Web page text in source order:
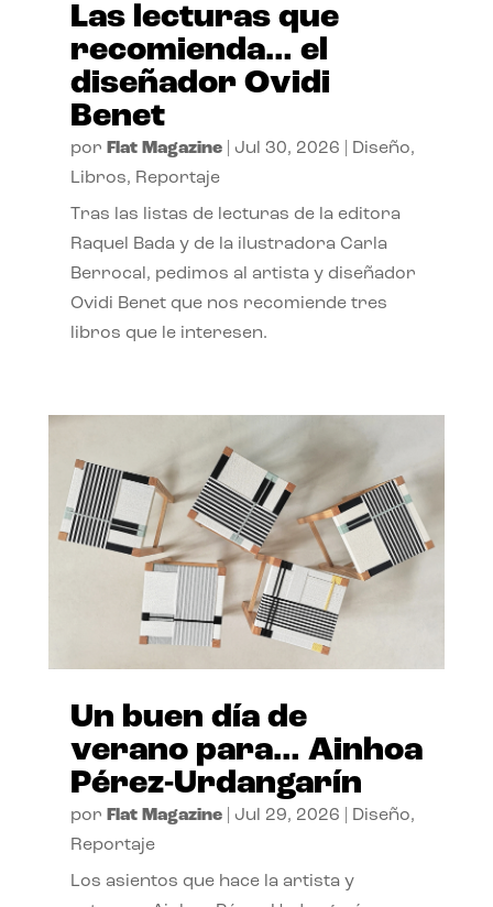
Las lecturas que
recomienda… el
diseñador Ovidi
Benet
por Flat Magazine| Jul 30, 2026 Diseño,
Libros, Reportaje
Tras las listas de lecturas de la editora
Raquel Bada y de la ilustradora Carla
Berrocal, pedimos al artista y diseñador
Ovidi Benet que nos recomiende tres
libros que le interesen.
Un buen día de
verano para… Ainhoa
Pérez-Urdangarín
por Flat Magazine| Jul 29, 2026 Diseño,
Reportaje
Los asientos que hace la artista y